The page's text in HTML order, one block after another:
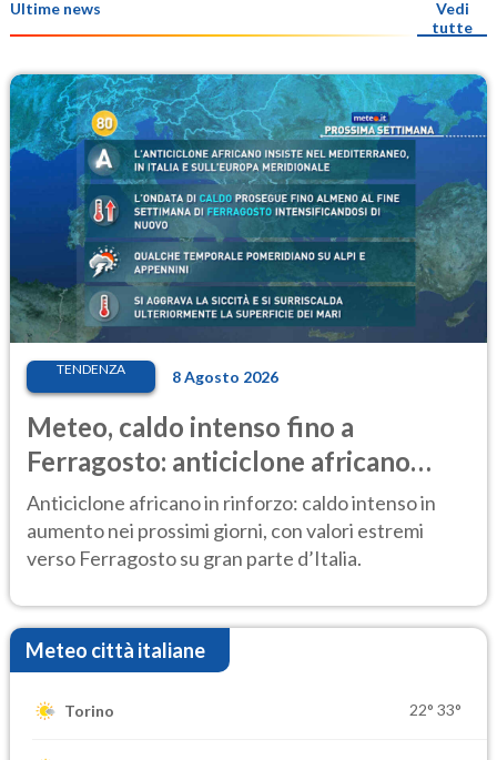
Ultime news
Vedi
tutte
TENDENZA 8 Agosto 2026
Meteo, caldo intenso fino a
Ferragosto: anticiclone africano
ancora protagonista
Anticiclone africano in rinforzo: caldo intenso in
aumento nei prossimi giorni, con valori estremi
verso Ferragosto su gran parte d’Italia.
Meteo città italiane
Torino 22° 33°